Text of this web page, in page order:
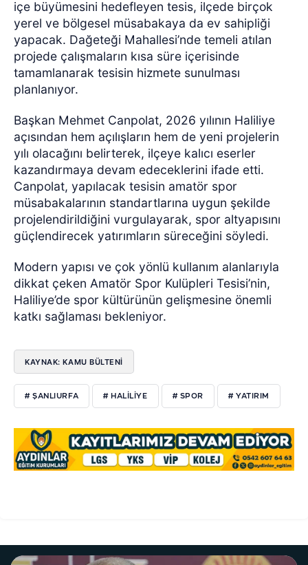
içe büyümesini hedefleyen tesis, ilçede birçok
yerel ve bölgesel müsabakaya da ev sahipliği
yapacak. Dağeteği Mahallesi’nde temeli atılan
projede çalışmaların kısa süre içerisinde
tamamlanarak tesisin hizmete sunulması
planlanıyor.
Başkan Mehmet Canpolat, 2026 yılının Haliliye
açısından hem açılışların hem de yeni projelerin
yılı olacağını belirterek, ilçeye kalıcı eserler
kazandırmaya devam edeceklerini ifade etti.
Canpolat, yapılacak tesisin amatör spor
müsabakalarının standartlarına uygun şekilde
projelendirildiğini vurgulayarak, spor altyapısını
güçlendirecek yatırımların süreceğini söyledi.
Modern yapısı ve çok yönlü kullanım alanlarıyla
dikkat çeken Amatör Spor Kulüpleri Tesisi’nin,
Haliliye’de spor kültürünün gelişmesine önemli
katkı sağlaması bekleniyor.
KAYNAK: KAMU BÜLTENİ
# ŞANLIURFA # HALILIYE # SPOR # YATIRIM